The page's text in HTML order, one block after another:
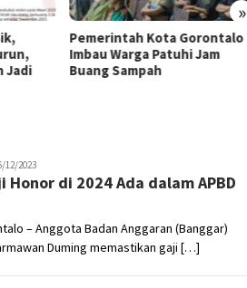
»
Jadi
Pemerintah Kota Gorontalo
Imbau Warga Patuhi Jam
Buang Sampah
12/2023
Honor di 2024 Ada dalam APBD
– Anggota Badan Anggaran (Banggar)
Duming memastikan gaji […]